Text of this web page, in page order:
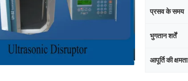
प्रसव के समय
भुगतान शर्तें
आपूर्ति की क्षमता